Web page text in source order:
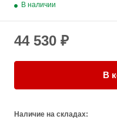
В наличии
44 530 ₽
В
Наличие на складах: